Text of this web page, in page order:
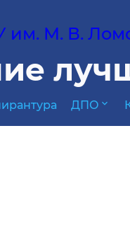
им. М. В.
ДПО expand_more